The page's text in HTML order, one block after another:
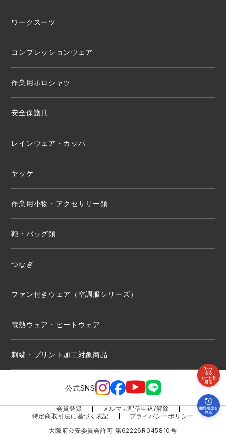
ワークスーツ
コンプレッションウェア
作業用ポロシャツ
安全保護具
レインウェア・カッパ
ヤッケ
作業用小物・アクセサリー類
鞄・バッグ類
つなぎ
ファン付きウェア（空調服シリーズ）
電熱ウェア・ヒートウェア
刺繍・プリント加工対象商品
公式SNS
会員登録
メルマガ配信申込/解除
特定商取引法に基づく表記
プライバシーポリシー
大阪府公安委員会許可 第62226R045810号